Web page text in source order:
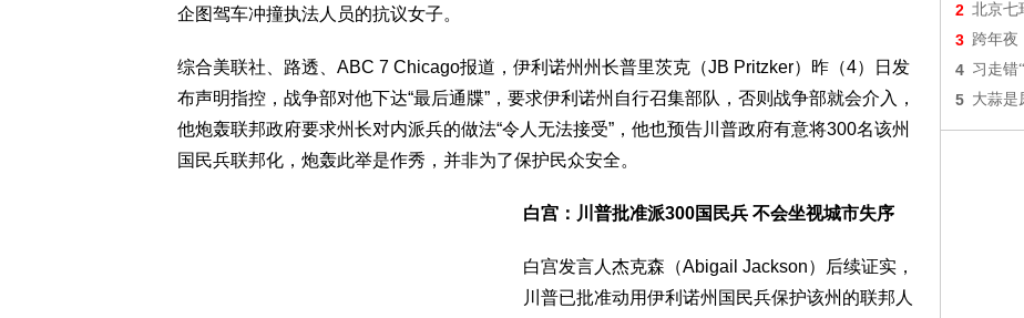
企图驾车冲撞执法人员的抗议女子。
综合美联社、路透、ABC 7 Chicago报道，伊利诺州州长普里茨克（JB Pritzker）昨（4）日发
布声明指控，战争部对他下达“最后通牒”，要求伊利诺州自行召集部队，否则战争部就会介入，
他炮轰联邦政府要求州长对内派兵的做法“令人无法接受”，他也预告川普政府有意将300名该州
国民兵联邦化，炮轰此举是作秀，并非为了保护民众安全。
白宫：川普批准派300国民兵 不会坐视城市失序
白宫发言人杰克森（Abigail Jackson）后续证实，
川普已批准动用伊利诺州国民兵保护该州的联邦人
2 北京七
3 跨年夜
4 习走错
5 大蒜是